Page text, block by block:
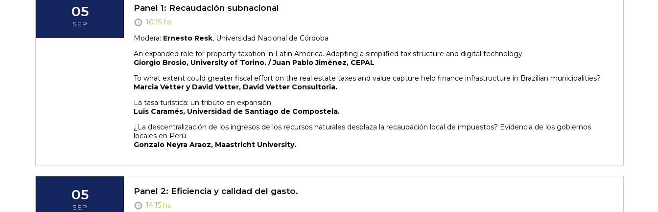
05
SEP
Panel 1: Recaudación subnacional
10:15 hs
Modera: Ernesto Resk, Universidad Nacional de Córdoba
An expanded role for property taxation in Latin America. Adopting a simplified tax structure and digital technology
Giorgio Brosio, University of Torino. / Juan Pablo Jiménez, CEPAL
To what extent could greater fiscal effort on the real estate taxes and value capture help finance infrastructure in Brazilian municipalities?
Marcia Vetter y David Vetter, David Vetter Consultoria.
La tasa turística: un tributo en expansión
Luis Caramés, Universidad de Santiago de Compostela.
¿La descentralización de los ingresos de los recursos naturales desplaza la recaudación local de impuestos? Evidencia de los gobiernos
locales en Perú
Gonzalo Neyra Araoz, Maastricht University.
05
SEP
Panel 2: Eficiencia y calidad del gasto.
14:15 hs